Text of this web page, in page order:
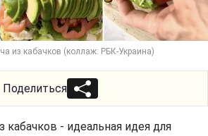
из кабачков (коллаж: РБК-Украина)
Поделиться
кабачков - идеальная идея для